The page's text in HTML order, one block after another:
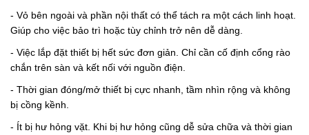
- Vỏ bên ngoài và phần nội thất có thể tách ra một cách linh hoạt.
Giúp cho việc bảo trì hoặc tùy chỉnh trở nên dễ dàng.
- Việc lắp đặt thiết bị hết sức đơn giản. Chỉ cần cố định cổng rào
chắn trên sàn và kết nối với nguồn điện.
- Thời gian đóng/mở thiết bị cực nhanh, tầm nhìn rộng và không
bị cồng kềnh.
- Ít bị hư hỏng vặt. Khi bị hư hỏng cũng dễ sửa chữa và thời gian